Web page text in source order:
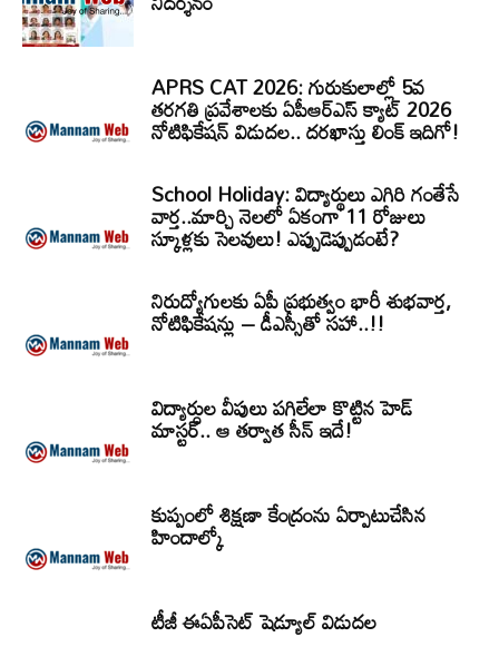
APRS CAT 2026: గురుకులాల్లో 5వ
తరగతి ప్రవేశాలకు ఏపీఆర్‌ఎస్‌ క్యాట్‌ 2026
నోటిఫికేషన్‌ విడుదల.. దరఖాస్తు లింక్‌ ఇదిగో!
School Holiday: విద్యార్థులు ఎగిరి గంతేసే
వార్త..మార్చి నెలలో ఏకంగా 11 రోజులు
స్కూళ్లకు సెలవులు! ఎప్పుడెప్పుడంటే?
నిరుద్యోగులకు ఏపీ ప్రభుత్వం భారీ శుభవార్త,
నోటిఫికేషన్లు – డీఎస్సీతో సహా..!!
విద్యార్ధుల వీపులు పగిలేలా కొట్టిన హెడ్
మాస్టర్.. ఆ తర్వాత సీన్‌ ఇదే!
కుప్పంలో శిక్షణా కేంద్రంను ఏర్పాటుచేసిన
హిందాల్కో
టీజీ ఈఏపీసెట్‌ షెడ్యూల్‌ విడుదల